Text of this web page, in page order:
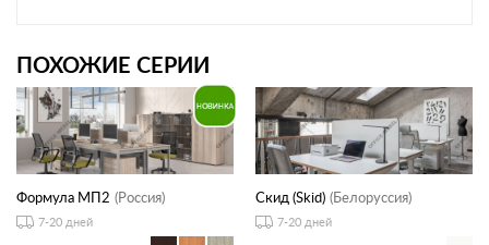
ПОХОЖИЕ СЕРИИ
Формула МП2 (Россия)
7-20 дней
Скид (Skid) (Белоруссия)
7-20 дней